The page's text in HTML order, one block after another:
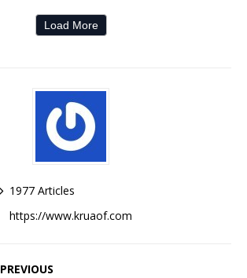
Load More
1977 Articles
https://www.kruaof.com
PREVIOUS